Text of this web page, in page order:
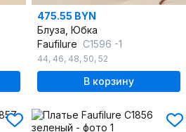
475.55 BYN
Блуза, Юбка
Faufilure C1596 -1
44, 46, 48, 50, 52
В корзину